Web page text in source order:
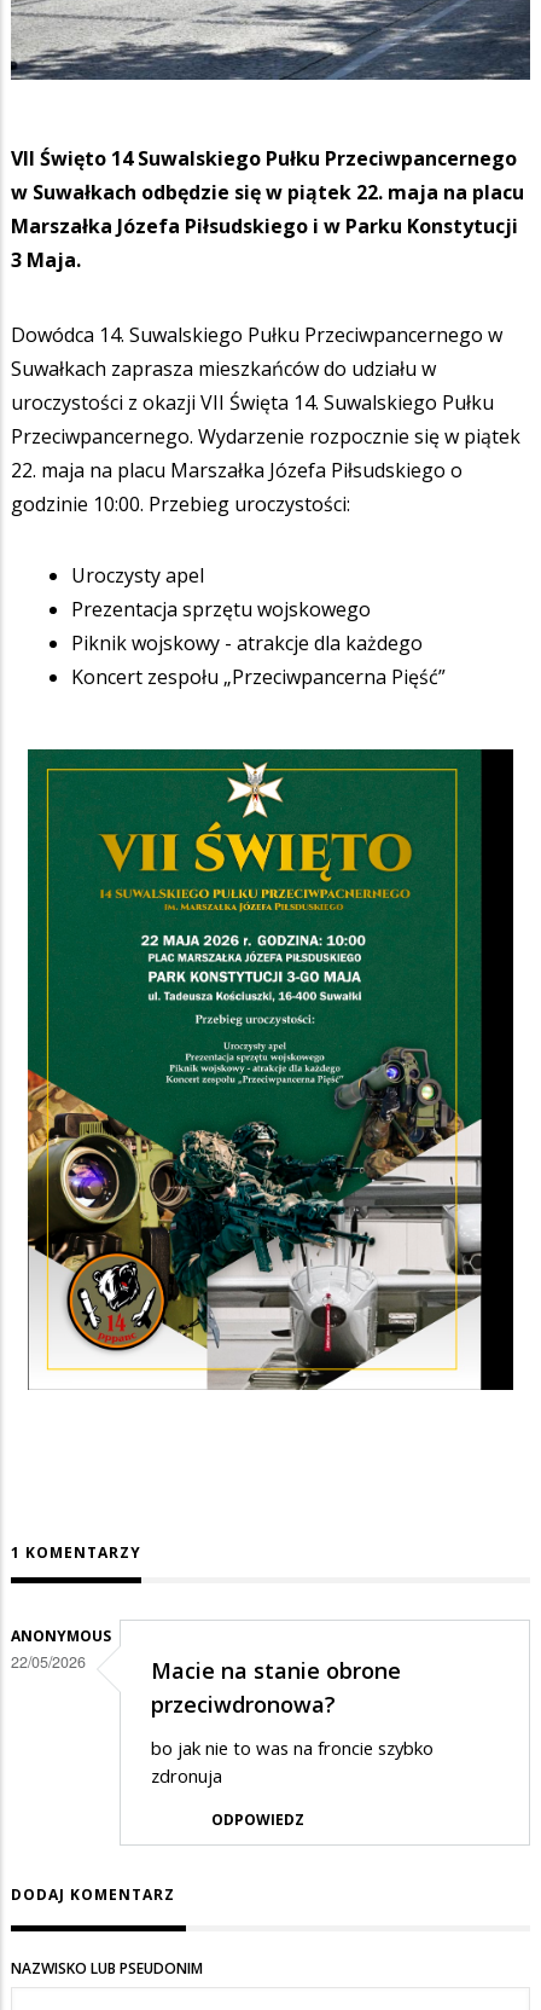
VII Święto 14 Suwalskiego Pułku Przeciwpancernego
w Suwałkach odbędzie się w piątek 22. maja na placu
Marszałka Józefa Piłsudskiego i w Parku Konstytucji
3 Maja.
Dowódca 14. Suwalskiego Pułku Przeciwpancernego w
Suwałkach zaprasza mieszkańców do udziału w
uroczystości z okazji VII Święta 14. Suwalskiego Pułku
Przeciwpancernego. Wydarzenie rozpocznie się w piątek
22. maja na placu Marszałka Józefa Piłsudskiego o
godzinie 10:00. Przebieg uroczystości:
Uroczysty apel
Prezentacja sprzętu wojskowego
Piknik wojskowy - atrakcje dla każdego
Koncert zespołu „Przeciwpancerna Pięść”
1 KOMENTARZY
ANONYMOUS
22/05/2026
Macie na stanie obrone
przeciwdronowa?
bo jak nie to was na froncie szybko
zdronuja
ODPOWIEDZ
DODAJ KOMENTARZ
NAZWISKO LUB PSEUDONIM